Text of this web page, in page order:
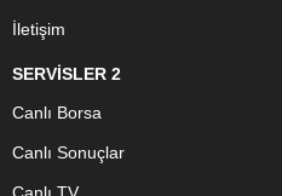
İletişim
SERVİSLER 2
Canlı Borsa
Canlı Sonuçlar